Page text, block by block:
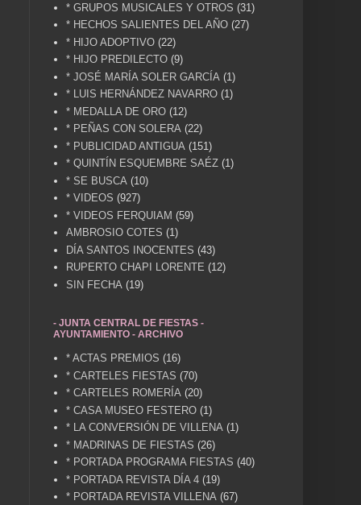
* GRUPOS MUSICALES Y OTROS (31)
* HECHOS SALIENTES DEL AÑO (27)
* HIJO ADOPTIVO (22)
* HIJO PREDILECTO (9)
* JOSÉ MARÍA SOLER GARCÍA (1)
* LUIS HERNÁNDEZ NAVARRO (1)
* MEDALLA DE ORO (12)
* PEÑAS CON SOLERA (22)
* PUBLICIDAD ANTIGUA (151)
* QUINTÍN ESQUEMBRE SAÉZ (1)
* SE BUSCA (10)
* VIDEOS (927)
* VIDEOS FERQUIAM (59)
AMBROSIO COTES (1)
DÍA SANTOS INOCENTES (43)
RUPERTO CHAPI LORENTE (12)
SIN FECHA (19)
- JUNTA CENTRAL DE FIESTAS -
AYUNTAMIENTO - ARCHIVO
* ACTAS PREMIOS (16)
* CARTELES FIESTAS (70)
* CARTELES ROMERÍA (20)
* CASA MUSEO FESTERO (1)
* LA CONVERSIÓN DE VILLENA (1)
* MADRINAS DE FIESTAS (26)
* PORTADA PROGRAMA FIESTAS (40)
* PORTADA REVISTA DÍA 4 (19)
* PORTADA REVISTA VILLENA (67)